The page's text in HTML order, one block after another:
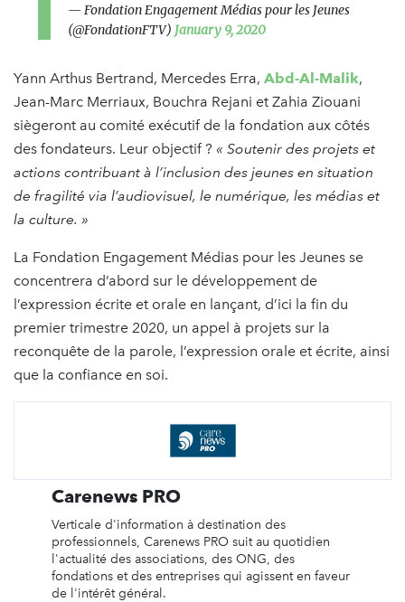
— Fondation Engagement Médias pour les Jeunes
(@FondationFTV) January 9, 2020
Yann Arthus Bertrand, Mercedes Erra, Abd-Al-Malik,
Jean-Marc Merriaux, Bouchra Rejani et Zahia Ziouani
siègeront au comité exécutif de la fondation aux côtés
des fondateurs. Leur objectif ? « Soutenir des projets et
actions contribuant à l’inclusion des jeunes en situation
de fragilité via l’audiovisuel, le numérique, les médias et
la culture. »
La Fondation Engagement Médias pour les Jeunes se
concentrera d’abord sur le développement de
l’expression écrite et orale en lançant, d’ici la fin du
premier trimestre 2020, un appel à projets sur la
reconquête de la parole, l’expression orale et écrite, ainsi
que la confiance en soi.
Carenews PRO
Verticale d'information à destination des
professionnels, Carenews PRO suit au quotidien
l'actualité des associations, des ONG, des
fondations et des entreprises qui agissent en faveur
de l'intérêt général.